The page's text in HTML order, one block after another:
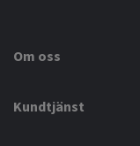
Om oss
Kundtjänst